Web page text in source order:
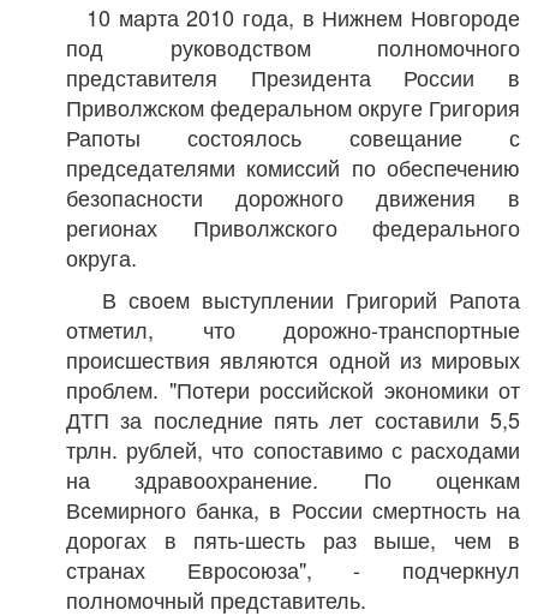
10 марта 2010 года, в Нижнем Новгороде
под руководством полномочного
представителя Президента России в
Приволжском федеральном округе Григория
Рапоты состоялось совещание с
председателями комиссий по обеспечению
безопасности дорожного движения в
регионах Приволжского федерального
округа.
В своем выступлении Григорий Рапота
отметил, что дорожно-транспортные
происшествия являются одной из мировых
проблем. "Потери российской экономики от
ДТП за последние пять лет составили 5,5
трлн. рублей, что сопоставимо с расходами
на здравоохранение. По оценкам
Всемирного банка, в России смертность на
дорогах в пять-шесть раз выше, чем в
странах Евросоюза", - подчеркнул
полномочный представитель.